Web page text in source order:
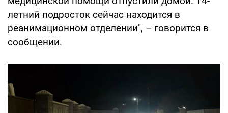
летний подросток сейчас находится в
реанимационном отделении", – говорится в
сообщении.